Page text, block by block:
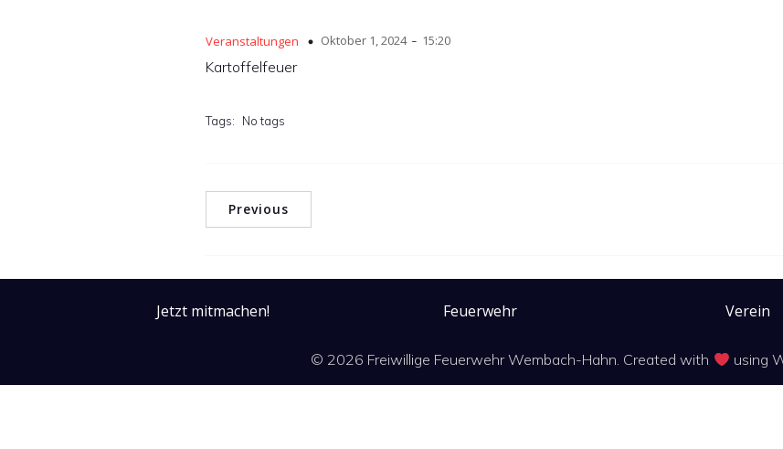
Veranstaltungen Oktober 1, 2024 - 15:20
Kartoffelfeuer
Tags: No tags
Previous
Jetzt mitmachen! Feuerwehr Verein
© 2026 Freiwillige Feuerwehr Wembach-Hahn. Created with using